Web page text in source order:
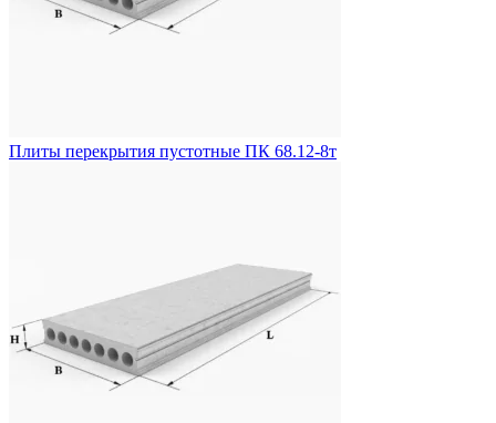
Плиты перекрытия пустотные ПК 68.12-8т